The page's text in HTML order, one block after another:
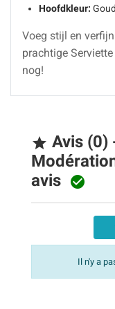
Hoofdkleur: Goud
Voeg stijl en
prachtige
nog!
 Avis (0)
avis 
Il n'y a